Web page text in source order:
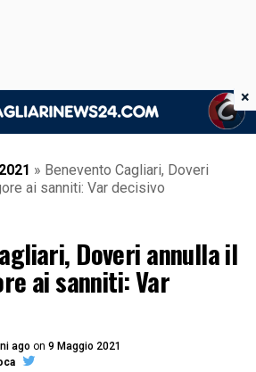
2021 » Benevento Cagliari, Doveri
ai sanniti: Var decisivo
Doveri annulla il
ai sanniti: Var
ago on 9 Maggio 2021
×